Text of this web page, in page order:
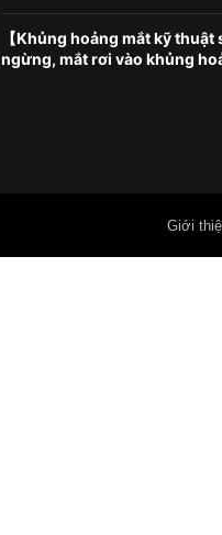
【Khủng hoảng mắt kỹ
ngừng, mắt rơi vào khủng
Giới